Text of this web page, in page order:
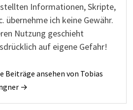
Informationen, Skripte,
übernehme ich keine Gewähr.
Nutzung geschieht
auf eigene Gefahr!
Beiträge ansehen von Tobias
→